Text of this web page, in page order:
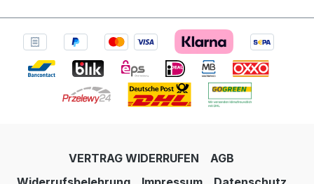
VERTRAG WIDERRUFEN
AGB